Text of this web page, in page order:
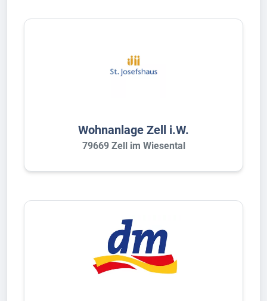
Wohnanlage Zell i.W.
79669 Zell im Wiesental